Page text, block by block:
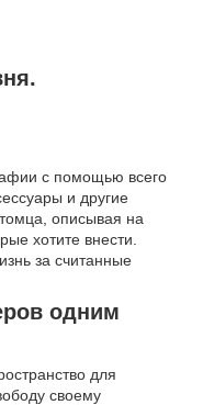
с помощью всего
и другие
описывая на
хотите внести.
за считанные
одним
для
своему